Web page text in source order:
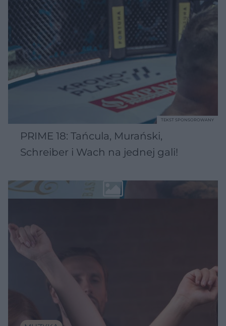
PRIME 18: Tańcula, Murański,
Schreiber i Wach na jednej gali!
TEKST SPONSOROWANY